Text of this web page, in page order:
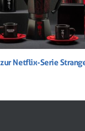
Netflix-Serie